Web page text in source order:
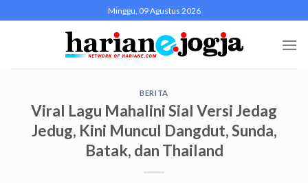
to
Minggu, 09 Agustus 2026
BERITA
Viral Lagu Mahalini Sial Versi Jedag
Jedug, Kini Muncul Dangdut, Sunda,
Batak, dan Thailand